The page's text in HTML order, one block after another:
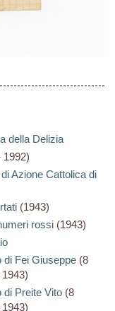
della Delizia
Azione Cattolica di
(1943)
rossi (1943)
di Fei Giuseppe(8
di Preite Vito(8